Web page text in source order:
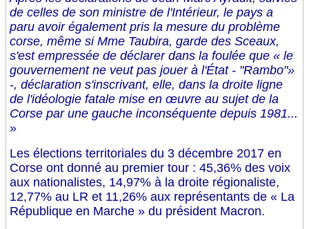
de celles de son ministre de l'Intérieur, le pays a
paru avoir également pris la mesure du problème
corse, même si Mme Taubira, garde des Sceaux,
s'est empressée de déclarer dans la foulée que « le
gouvernement ne veut pas jouer à l'État - "Rambo"»
-, déclaration s'inscrivant, elle, dans la droite ligne
de l'idéologie fatale mise en œuvre au sujet de la
Corse par une gauche inconséquente depuis 1981...
»
Les élections territoriales du 3 décembre 2017 en
Corse ont donné au premier tour : 45,36% des voix
aux nationalistes, 14,97% à la droite régionaliste,
12,77% au LR et 11,26% aux représentants de « La
République en Marche » du président Macron.